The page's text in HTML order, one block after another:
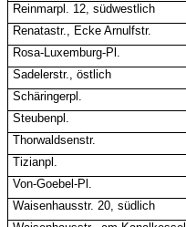
Reinmarpl. 12, südwestlich
Renatastr., Ecke Arnulfstr.
Rosa-Luxemburg-Pl.
Sadelerstr., östlich
Schäringerpl.
Steubenpl.
Thorwaldsenstr.
Tizianpl.
Von-Goebel-Pl.
Waisenhausstr. 20, südlich